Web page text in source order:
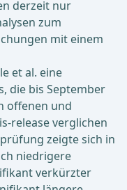
derzeit nur
zum
mit einem
et al. eine
die bis September
offenen und
release verglichen
zeigte sich in
niedrigere
verkürzter